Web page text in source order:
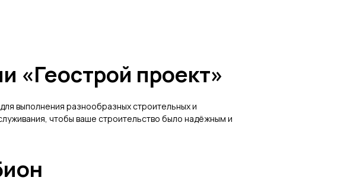
«Геострой проект»
выполнения разнообразных строительных и
чтобы ваше строительство было надёжным и